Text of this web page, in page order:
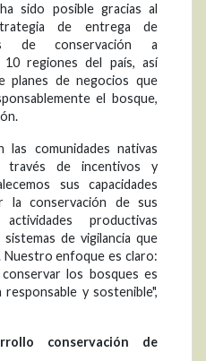
sido posible gracias al
de entrega de
de conservación a
10 regiones del país, así
planes de negocios que
el bosque,
comunidades nativas
través de incentivos y
sus capacidades
la conservación de sus
productivas
de vigilancia que
enfoque es claro:
los bosques es
y sostenible",
conservación de